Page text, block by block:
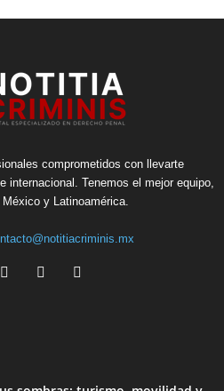
comprometidos con llevarte
internacional. Tenemos el mejor equipo,
y Latinoamérica.